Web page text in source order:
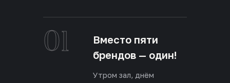
01
Вместо пяти
брендов — один!
Утром зал, днём